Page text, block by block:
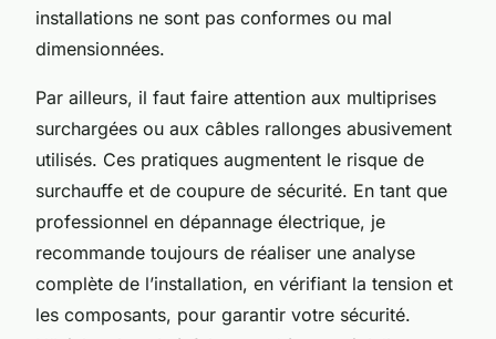
installations ne sont pas conformes ou mal
dimensionnées.
Par ailleurs, il faut faire attention aux multiprises
surchargées ou aux câbles rallonges abusivement
utilisés. Ces pratiques augmentent le risque de
surchauffe et de coupure de sécurité. En tant que
professionnel en dépannage électrique, je
recommande toujours de réaliser une analyse
complète de l’installation, en vérifiant la tension et
les composants, pour garantir votre sécurité.